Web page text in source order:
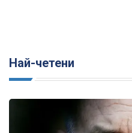
Най-четени